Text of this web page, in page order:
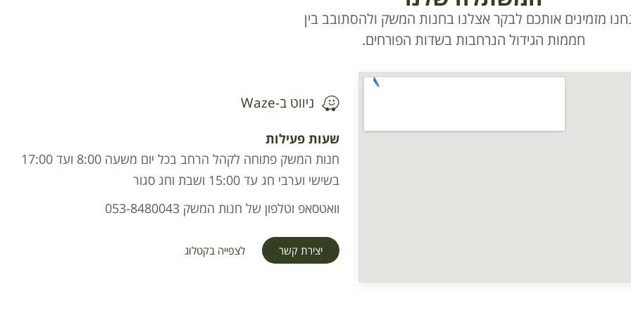
מזמינים אותכם לבקר אצלנו בחנות המשק ולהסתובב בין
חממות הגידול הנרחבות בשדות הפורחים.
ניווט ב-Waze
שעות פעילות
חנות המשק פתוחה לקהל הרחב בכל יום משעה 8:00 ועד 17:00
בשישי וערבי חג עד 15:00 ושבת וחג סגור
וואטסאפ וטלפון של חנות המשק 053-8480043
יצירת קשר לצפייה בקטלוג